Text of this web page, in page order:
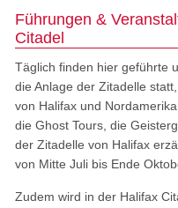
Führungen &
Citadel
Täglich finden hier geführte
die Anlage der Zitadelle
von Halifax und
die Ghost Tours, die
der Zitadelle von Halifax
von Mitte Juli bis Ende
Zudem wird in der Halifax